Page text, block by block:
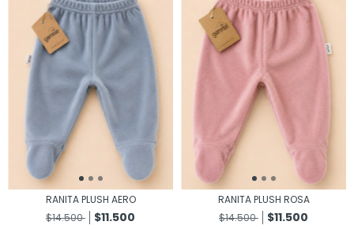
RANITA PLUSH AERO
$14.500
$11.500
RANITA PLUSH ROSA
$14.500
$11.500